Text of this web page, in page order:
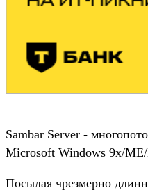
Sambar Server -
Microsoft Windows 9x/
Посылая чрезмерно